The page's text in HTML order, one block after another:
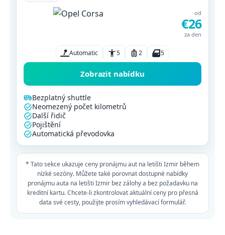
od
€26
za den
Automatic 5 2 5
Zobrazit nabídku
Bezplatný shuttle
Neomezený počet kilometrů
Další řidič
Pojištění
Automatická převodovka
* Tato sekce ukazuje ceny pronájmu aut na letišti Izmir během
nízké sezóny. Můžete také porovnat dostupné nabídky
pronájmu auta na letišti Izmir bez zálohy a bez požadavku na
kreditní kartu. Chcete-li zkontrolovat aktuální ceny pro přesná
data své cesty, použijte prosím vyhledávací formulář.